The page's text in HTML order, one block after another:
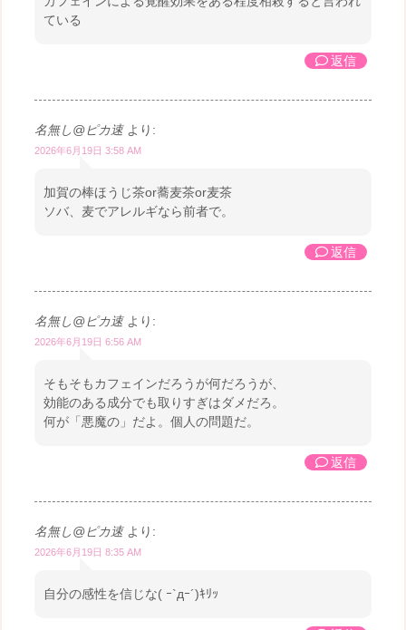
ている
返信
名無し@ピカ速 より:
2026年6月19日 3:58 AM
加賀の棒ほうじ茶or蕎麦茶or麦茶
ソバ、麦でアレルギなら前者で。
返信
名無し@ピカ速 より:
2026年6月19日 6:56 AM
そもそもカフェインだろうが何だろうが、
効能のある成分でも取りすぎはダメだろ。
何が「悪魔の」だよ。個人の問題だ。
返信
名無し@ピカ速 より:
2026年6月19日 8:35 AM
自分の感性を信じな( ｰ`дｰ´)ｷﾘｯ